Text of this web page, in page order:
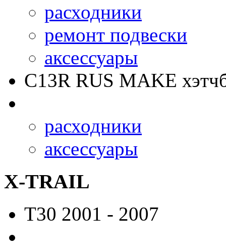
расходники
ремонт подвески
аксессуары
C13R RUS MAKE
расходники
аксессуары
X-TRAIL
T30 2001 - 2007